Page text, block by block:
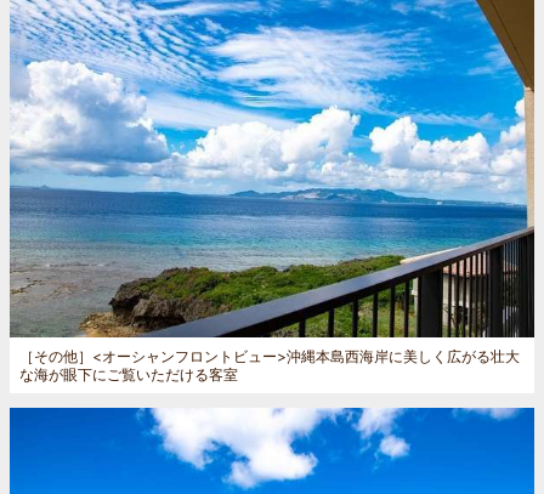
［その他］ <オーシャンフロントビュー>沖縄本島西海岸に美しく広がる壮大
な海が眼下にご覧いただける客室